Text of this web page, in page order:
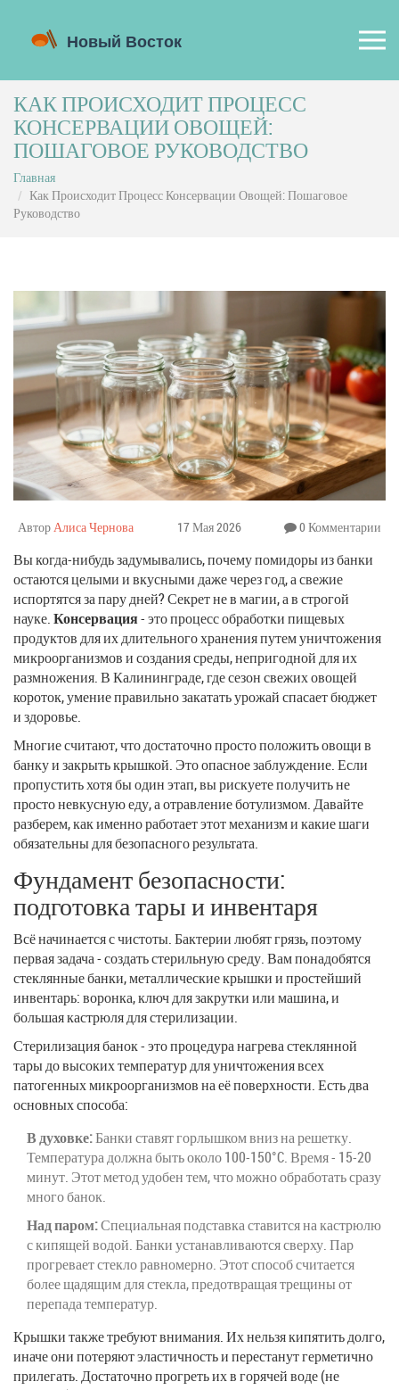
КАК ПРОИСХОДИТ ПРОЦЕСС
КОНСЕРВАЦИИ ОВОЩЕЙ:
ПОШАГОВОЕ РУКОВОДСТВО
Главная
Как Происходит Процесс Консервации Овощей: Пошаговое
Руководство
АвторАлиса Чернова 17 Мая 2026 0 Комментарии
Вы когда-нибудь задумывались, почему помидоры из банки
остаются целыми и вкусными даже через год, а свежие
испортятся за пару дней? Секрет не в магии, а в строгой
науке.Консервация- этопроцесс обработки пищевых
продуктов для их длительного хранения путем уничтожения
микроорганизмов и создания среды, непригодной для их
размножения.В Калининграде, где сезон свежих овощей
короток, умение правильно закатать урожай спасает бюджет
и здоровье.
Многие считают, что достаточно просто положить овощи в
банку и закрыть крышкой. Это опасное заблуждение. Если
пропустить хотя бы один этап, вы рискуете получить не
просто невкусную еду, а отравление ботулизмом. Давайте
разберем, как именно работает этот механизм и какие шаги
обязательны для безопасного результата.
Фундамент безопасности:
подготовка тары и инвентаря
Всё начинается с чистоты. Бактерии любят грязь, поэтому
первая задача - создать стерильную среду. Вам понадобятся
стеклянные банки, металлические крышки и простейший
инвентарь: воронка, ключ для закрутки или машина, и
большая кастрюля для стерилизации.
Стерилизация банок- этопроцедура нагрева стеклянной
тары до высоких температур для уничтожения всех
патогенных микроорганизмов на её поверхности.Есть два
основных способа:
В духовке:Банки ставят горлышком вниз на решетку.
Температура должна быть около 100-150°C. Время - 15-20
минут. Этот метод удобен тем, что можно обработать сразу
много банок.
Над паром:Специальная подставка ставится на кастрюлю
с кипящей водой. Банки устанавливаются сверху. Пар
прогревает стекло равномерно. Этот способ считается
более щадящим для стекла, предотвращая трещины от
перепада температур.
Крышки также требуют внимания. Их нельзя кипятить долго,
иначе они потеряют эластичность и перестанут герметично
прилегать. Достаточно прогреть их в горячей воде (не